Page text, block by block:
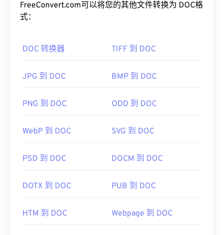
社交媒体上的情感回复以及经常在互联网上疯传的表
情包。
如何打开 GIF 文件？
其他图像格式具有明显的优势。此外，GIF 可以在包
这使得它比Adob​​e Flash 更受欢迎。
GIF 几乎可以在所有图像查看器应用程序、网页浏览
请使用Adob​​e Photoshop
等应用程序。在 Windows
Photoshop Elements
、Roxio Creator
件打开 GIF。在 macOS 系统中，可以使用 Adob​​e 图
FreeConvert.com可以将您的其他文件转换为 DOC格
式：
DOC 转换器 TIFF 到 DOC
JPG 到 DOC BMP 到 DOC
PNG 到 DOC ODD 到 DOC
WebP 到 DOC SVG 到 DOC
PSD 到 DOC DOCM 到 DOC
DOTX 到 DOC PUB 到 DOC
HTM 到 DOC Webpage 到 DOC